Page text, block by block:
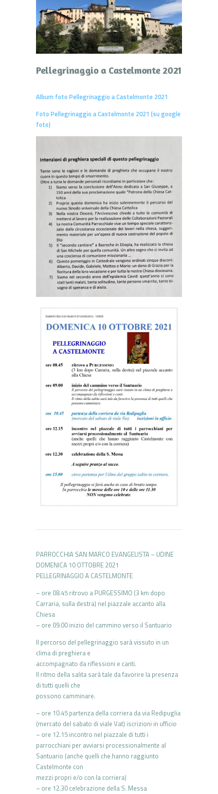
Pellegrinaggio a Castelmonte 2021
Album foto Pellegrinaggio a Castelmonte 2021
Foto Pellegrinaggio a Castelmonte 2021 (su google
foto)
PARROCCHIA SAN MARCO EVANGELISTA – UDINE
DOMENICA 10 OTTOBRE 2021
PELLEGRINAGGIO A CASTELMONTE
– ore 08.45 ritrovo a PURGESSIMO (3 km dopo
Carraria, sulla destra) nel piazzale accanto alla
Chiesa
– ore 09.00 inizio del cammino verso il Santuario
Il percorso del pellegrinaggio sarà vissuto in un
clima di preghiera e
accompagnato da riflessioni e canti.
Il ritmo della salita sarà tale da favorire la presenza
di tutti quelli che
possono camminare.
– ore 10.45 partenza della corriera da via Redipuglia
(mercato del sabato di viale Vat) iscrizioni in ufficio
– ore 12.15 incontro nel piazzale di tutti i
parrocchiani per avviarsi processionalmente al
Santuario (anche quelli che hanno raggiunto
Castelmonte con
mezzi propri e/o con la corriera)
– ore 12.30 celebrazione della S. Messa